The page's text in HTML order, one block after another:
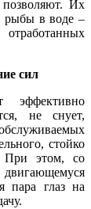
Их
рыбы в воде –
сил
эффективно
не снует,
стойко
При этом, со
двигающемуся
пара глаз на